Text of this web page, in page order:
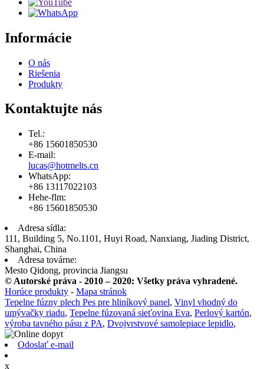
Informácie
O nás
Riešenia
Produkty
Kontaktujte nás
Tel.:
+86 15601850530
E-mail:
lucas@hotmelts.cn
WhatsApp:
+86 13117022103
Hehe-flm:
+86 15601850530
Adresa sídla:
111, Building 5, No.1101, Huyi Road, Nanxiang, Jiading District,
Shanghai, China
Adresa továrne:
Mesto Qidong, provincia Jiangsu
© Autorské práva - 2010 – 2020: Všetky práva vyhradené.
Horúce produkty - Mapa stránok
Tepelne fúzny plech Pes pre hliníkový panel, Vinyl vhodný do
umývačky riadu, Tepelne fúzovaná sieťovina Eva, Perlový kartón,
výroba tavného pásu z PA, Dvojvrstvové samolepiace lepidlo,
Odoslať e-mail
x